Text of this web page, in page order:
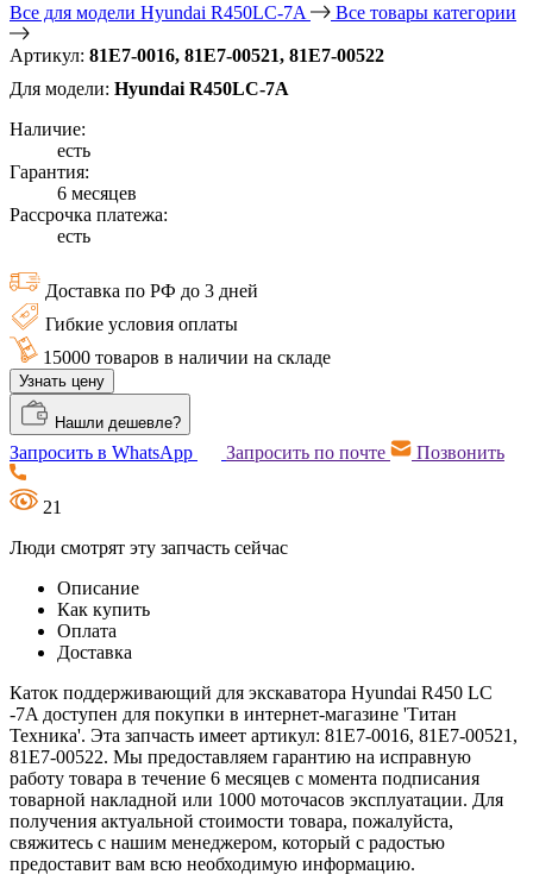
Все для модели Hyundai R450LC-7A Все товары категории
Артикул: 81E7-0016, 81E7-00521, 81E7-00522
Для модели: Hyundai R450LC-7A
Наличие:
есть
Гарантия:
6 месяцев
Рассрочка платежа:
есть
Доставка по РФ до 3 дней
Гибкие условия оплаты
15000 товаров в наличии на складе
Узнать цену
Нашли дешевле?
Запросить в WhatsApp Запросить по почте Позвонить
21
Люди смотрят эту запчасть сейчас
Описание
Как купить
Оплата
Доставка
Каток поддерживающий для экскаватора Hyundai R450 LC
-7A доступен для покупки в интернет-магазине 'Титан
Техника'. Эта запчасть имеет артикул: 81E7-0016, 81E7-00521,
81E7-00522. Мы предоставляем гарантию на исправную
работу товара в течение 6 месяцев с момента подписания
товарной накладной или 1000 моточасов эксплуатации. Для
получения актуальной стоимости товара, пожалуйста,
свяжитесь с нашим менеджером, который с радостью
предоставит вам всю необходимую информацию.